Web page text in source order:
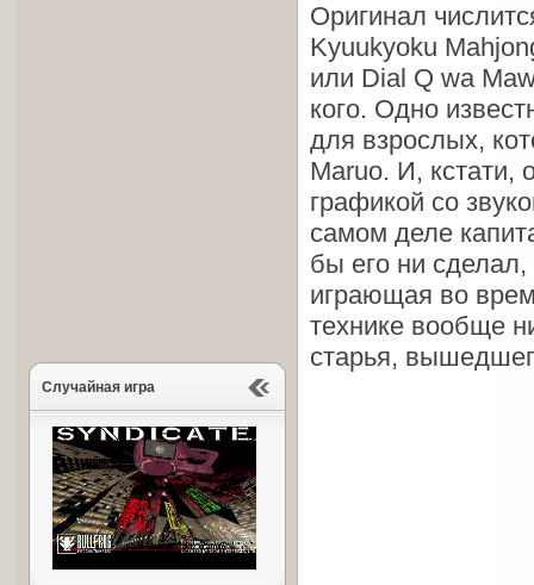
Случайная игра
Оригинал
Kyuukyoku
или Dial Q wa
кого. Одно
для взрослых,
Maruo. И, кстати,
графикой со
самом деле
бы его ни
играющая во
технике вообще
старья,